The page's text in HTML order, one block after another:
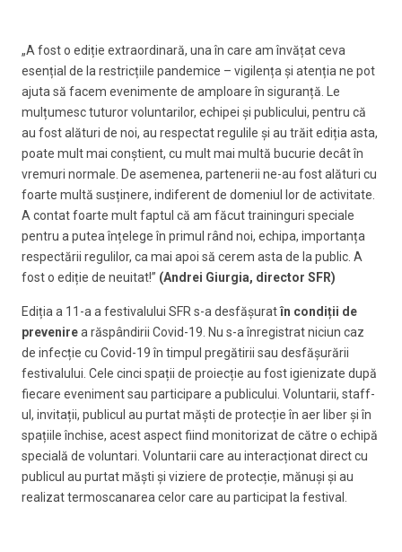
„A fost o ediție extraordinară, una în care am învățat ceva
esențial de la restricțiile pandemice – vigilența și atenția ne pot
ajuta să facem evenimente de amploare în siguranță. Le
mulțumesc tuturor voluntarilor, echipei și publicului, pentru că
au fost alături de noi, au respectat regulile și au trăit ediția asta,
poate mult mai conștient, cu mult mai multă bucurie decât în
vremuri normale. De asemenea, partenerii ne-au fost alături cu
foarte multă susținere, indiferent de domeniul lor de activitate.
A contat foarte mult faptul că am făcut traininguri speciale
pentru a putea înțelege în primul rând noi, echipa, importanța
respectării regulilor, ca mai apoi să cerem asta de la public. A
fost o ediție de neuitat!” (Andrei Giurgia, director SFR)
Ediția a 11-a a festivalului SFR s-a desfășuratîn condiții de
prevenirea răspândirii Covid-19. Nu s-a înregistrat niciun caz
de infecție cu Covid-19 în timpul pregătirii sau desfășurării
festivalului. Cele cinci spații de proiecție au fost igienizate după
fiecare eveniment sau participare a publicului. Voluntarii, staff-
ul, invitații, publicul au purtat măști de protecție în aer liber și în
spațiile închise, acest aspect fiind monitorizat de către o echipă
specială de voluntari. Voluntarii care au interacționat direct cu
publicul au purtat măști și viziere de protecție, mănuși și au
realizat termoscanarea celor care au participat la festival.